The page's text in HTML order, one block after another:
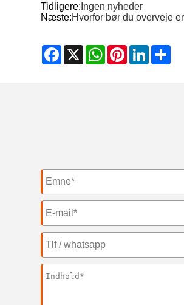
Tidligere: Ingen nyheder
Næste:Hvorfor bør du overveje
Facebook
X WhatsApp
PinterestLinkedIn